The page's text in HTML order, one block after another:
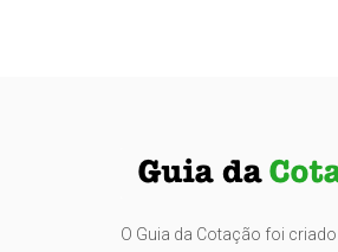
O Guia da Cotação foi